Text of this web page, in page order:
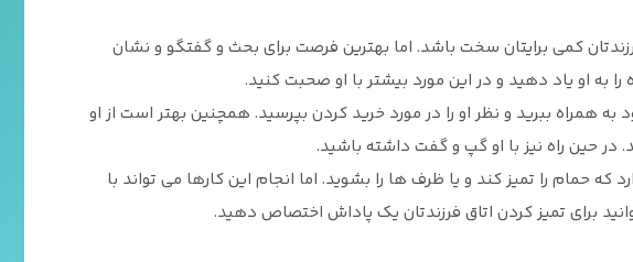
کمی برایتان سخت باشد. اما بهترین فرصت برای بحث و گفتگو و نشان
به او یاد دهید و در این مورد بیشتر با او صحبت کنید.
به همراه ببرید و نظر او را در مورد خرید کردن بپرسید. همچنین بهتر است از او
حین راه نیز با او گپ و گفت داشته باشید.
حمام را تمیز کند و یا ظرف ها را بشوید. اما انجام این کارها می تواند با
برای تمیز کردن اتاق فرزندتان یک پاداش اختصاص دهید.